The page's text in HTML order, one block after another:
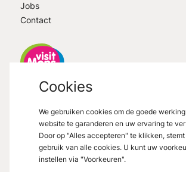
Jobs
Contact
Grand Place 27, 7000 Mons
Cookies
We gebruiken cookies om de goede
website te garanderen en uw ervaring te
Door op "Alles accepteren" te klikken,
gebruik van alle cookies. U kunt uw
instellen via "Voorkeuren".